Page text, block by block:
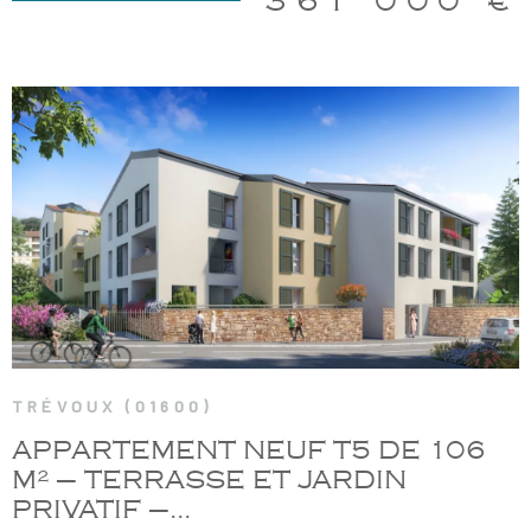
cm dans le séjour et la cuisine, un parquet stratifié dans les
Prix hors garage. Livraison prévue en juin 2025. Eligible PINEL (zone
B1) Ne laissez pas passer cette opportunité rare et contactez-
nous dès aujourd’hui pour plus d’informations ou pour organiser une
visite. Copropriété de 28 lots Estimatif charges annuelles de
copropriété : 1320€ (n'étant qu'un estimatif ce montant est
suceptible de changer) Honoraires charge vendeur.
TRÉVOUX (01600)
APPARTEMENT NEUF T5 DE 106
M² – TERRASSE ET JARDIN
PRIVATIF –...
VOIR LE BIEN